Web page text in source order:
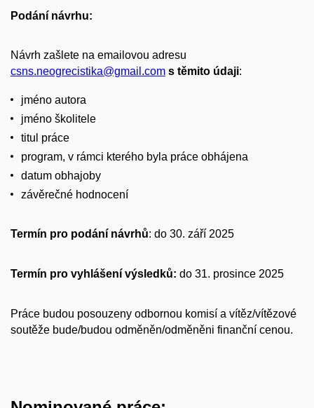
Podání návrhu:
Návrh zašlete na emailovou adresu
csns.neogrecistika@gmail.com s těmito údaji:
jméno autora
jméno školitele
titul práce
program, v rámci kterého byla práce obhájena
datum obhajoby
závěrečné hodnocení
Termín pro podání návrhů: do 30. září 2025
Termín pro vyhlášení výsledků: do 31. prosince 2025
Práce budou posouzeny odbornou komisí a vítěz/vítězové
soutěže bude/budou odměněn/odměněni finanční cenou.